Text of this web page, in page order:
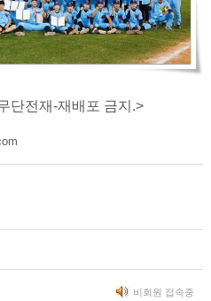
단전재-재배포 금지.>
비회원 접속중